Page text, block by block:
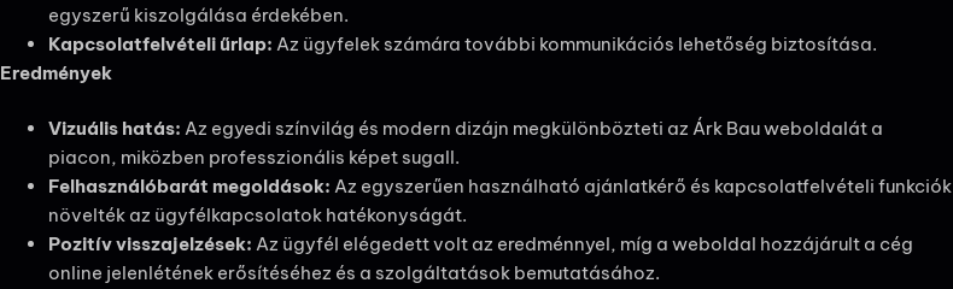
egyszerű kiszolgálása érdekében.
Kapcsolatfelvételi űrlap: Az ügyfelek számára további kommunikációs lehetőség biztosítása.
Eredmények
Vizuális hatás: Az egyedi színvilág és modern dizájn megkülönbözteti az Árk Bau weboldalát a
piacon, miközben professzionális képet sugall.
Felhasználóbarát megoldások: Az egyszerűen használható ajánlatkérő és kapcsolatfelvételi funkciók
növelték az ügyfélkapcsolatok hatékonyságát.
Pozitív visszajelzések: Az ügyfél elégedett volt az eredménnyel, míg a weboldal hozzájárult a cég
online jelenlétének erősítéséhez és a szolgáltatások bemutatásához.